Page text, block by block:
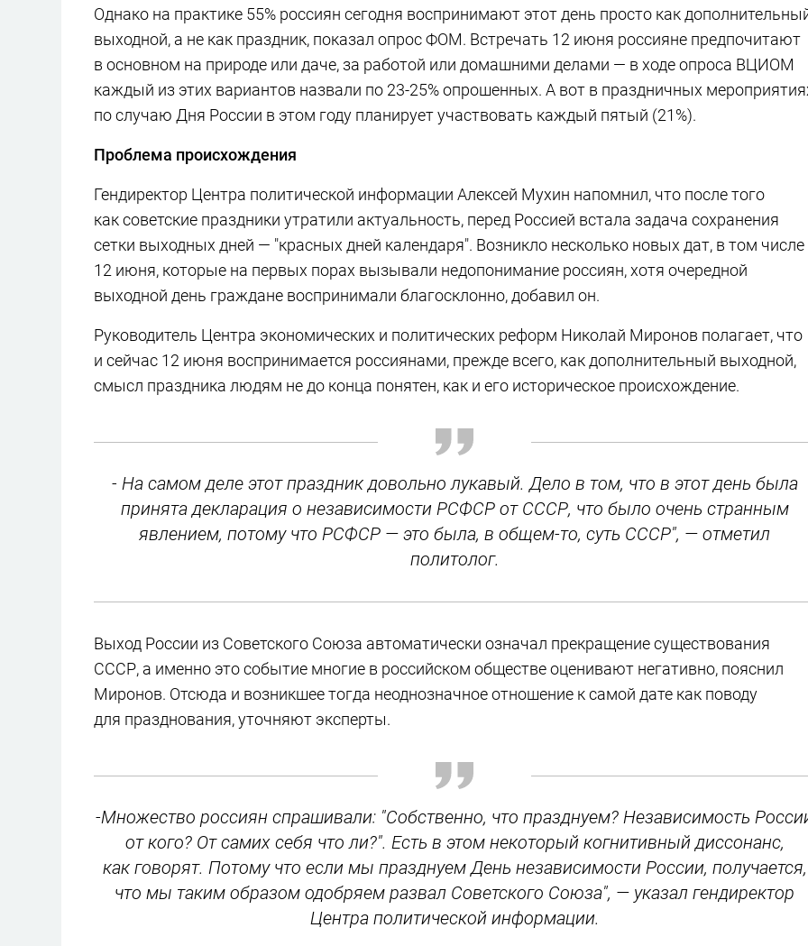
Однако на практике 55% россиян сегодня воспринимают этот день просто как
выходной, а не как праздник, показал опрос ФОМ. Встречать 12 июня россияне предпочитают
в основном на природе или даче, за работой или домашними делами — в ходе опроса ВЦИОМ
каждый из этих вариантов назвали по 23-25% опрошенных. А вот в праздничных
по случаю Дня России в этом году планирует участвовать каждый пятый (21%).
Проблема происхождения
Гендиректор Центра политической информации Алексей Мухин напомнил, что после того
как советские праздники утратили актуальность, перед Россией встала задача сохранения
сетки выходных дней — "красных дней календаря". Возникло несколько новых дат, в том числе
12 июня, которые на первых порах вызывали недопонимание россиян, хотя очередной
выходной день граждане воспринимали благосклонно, добавил он.
Руководитель Центра экономических и политических реформ Николай Миронов полагает, что
и сейчас 12 июня воспринимается россиянами, прежде всего, как дополнительный выходной,
смысл праздника людям не до конца понятен, как и его историческое происхождение.
- На самом деле этот праздник довольно лукавый. Дело в том, что в этот день была
принята декларация о независимости РСФСР от СССР, что было очень странным
явлением, потому что РСФСР — это была, в общем-то, суть СССР", — отметил
политолог.
Выход России из Советского Союза автоматически означал прекращение существования
СССР, а именно это событие многие в российском обществе оценивают негативно, пояснил
Миронов. Отсюда и возникшее тогда неоднозначное отношение к самой дате как поводу
для празднования, уточняют эксперты.
-Множество россиян спрашивали: "Собственно, что празднуем? Независимость
от кого? От самих себя что ли?". Есть в этом некоторый когнитивный диссонанс,
как говорят. Потому что если мы празднуем День независимости России, получается,
что мы таким образом одобряем развал Советского Союза", — указал гендиректор
Центра политической информации.